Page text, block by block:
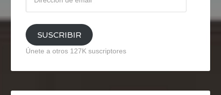
email
SUSCRIBIR
Únete a otros 127K suscriptores